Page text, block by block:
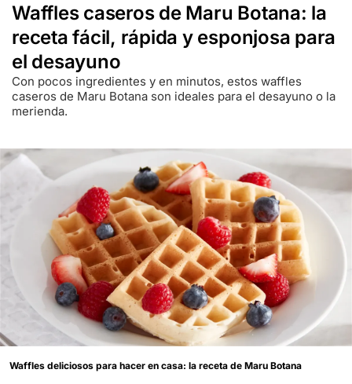
Waffles caseros de Maru Botana: la
receta fácil, rápida y esponjosa para
el desayuno
Con pocos ingredientes y en minutos, estos waffles
caseros de Maru Botana son ideales para el desayuno o la
merienda.
Waffles deliciosos para hacer en casa: la receta de Maru Botana